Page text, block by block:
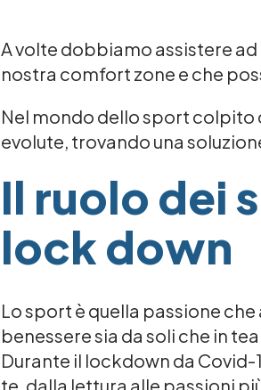
A volte dobbiamo assistere
nostra comfort zone e che
Nel mondo dello sport colpito
evolute, trovando una
Il ruolo dei
lock down
Lo sport è quella passione
benessere sia da soli che in
Durante il lockdown da
te, dalla lettura alle passioni